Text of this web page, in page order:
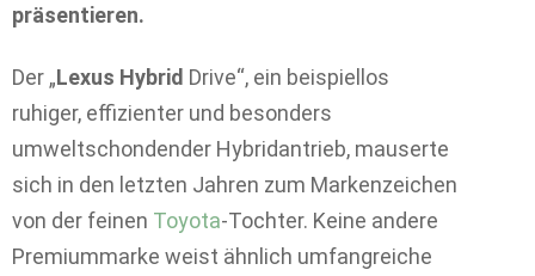
präsentieren.
Der „Lexus Hybrid Drive“, ein beispiellos
ruhiger, effizienter und besonders
umweltschondender Hybridantrieb, mauserte
sich in den letzten Jahren zum Markenzeichen
von der feinen Toyota-Tochter. Keine andere
Premiummarke weist ähnlich umfangreiche